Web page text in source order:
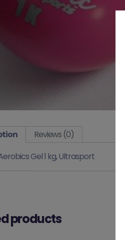
Reviews (0)
Gel 1 kg, Ultrasport
products